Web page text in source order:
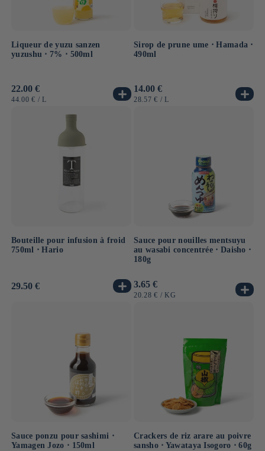
Liqueur de yuzu sanzen
yuzushu ⋅ 7% ⋅ 500ml
Prix
habituel
22.00 €
PRIX
44.00 € / PAR
L
Sirop de prune ume ⋅ Hamada ⋅
490ml
Prix
habituel
14.00 €
PRIX
28.57 € / PAR
L
Bouteille pour infusion à froid
750ml ⋅ Hario
Prix
29.50 €
Sauce pour nouilles mentsuyu
au wasabi concentrée ⋅ Daisho ⋅
180g
Prix
habituel
3.65 €
PRIX
20.28 € / PAR
KG
Sauce ponzu pour sashimi ⋅
Yamagen Jozo ⋅ 150ml
Crackers de riz arare au poivre
sansho ⋅ Yawataya Isogoro ⋅ 60g